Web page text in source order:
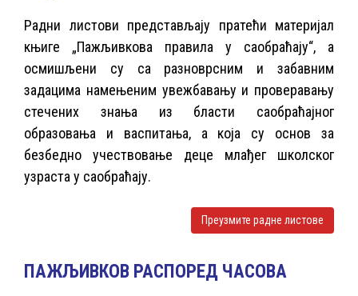
Радни листови представљају пратећи материјал
књиге „Пажљивкова правила у саобраћају“, а
осмишљени су са разноврсним и забавним
задацима намењеним увежбавању и проверавању
стечених знања из бласти саобраћајног
образовања и васпитања, а која су основ за
безбедно учествовање деце млађег школског
узраста у саобраћају.
Преузмите радне листове
ПАЖЉИВКОВ РАСПОРЕД ЧАСОВА